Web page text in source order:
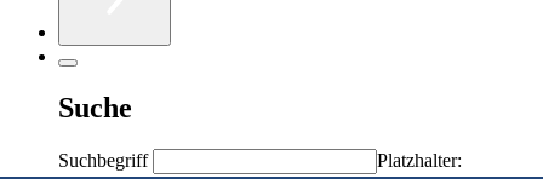
Suche
Suchbegriff
Platzhalter:
Sternchen (*)